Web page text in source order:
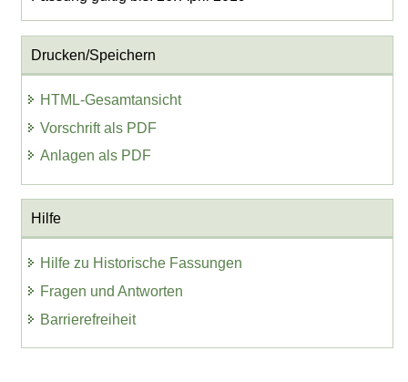
Drucken/Speichern
HTML-Gesamtansicht
Vorschrift als PDF
Anlagen als PDF
Hilfe
Hilfe zu Historische Fassungen
Fragen und Antworten
Barrierefreiheit